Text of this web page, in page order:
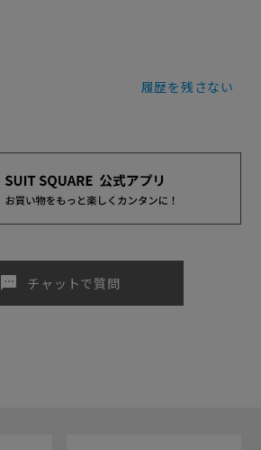
履歴を残さない
sms チャットで質問